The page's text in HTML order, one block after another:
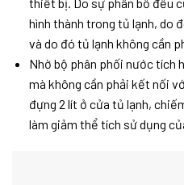
hình thành trong tủ lạnh, do
và do đó tủ lạnh không cần
Nhờ bộ phân phối nước tích
mà không cần phải kết nối
đựng 2 lít ở cửa tủ lạnh,
làm giảm thể tích sử dụng